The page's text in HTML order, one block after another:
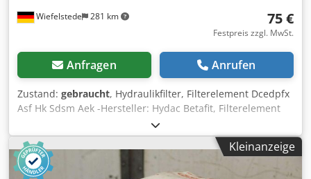
Wiefelstede 281 km 75 €
Festpreis zzgl. MwSt.
Anfragen Anrufen
Zustand: gebraucht, Hydraulikfilter, Filterelement Dcedpfx
Asf Hk Sdsm Aek -Hersteller: Hydac Betafit, Filterelement
Betamicron OVP -Typ: 1.11.16 D 03 BH . 1262439 -
Abmessung: Ø 80 x 425 mm -Gewicht: 2,2 kg
Kleinanzeige